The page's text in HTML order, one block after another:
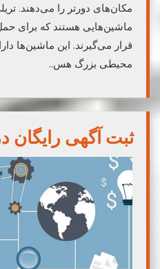
مکان‌های دورتر را می‌دهند.
ماشین‌هایی هستند که برای
قرار می‌گیرند. این ماشین‌ها
محیطی بزرگ هس..
ثبت آگهی رایگان